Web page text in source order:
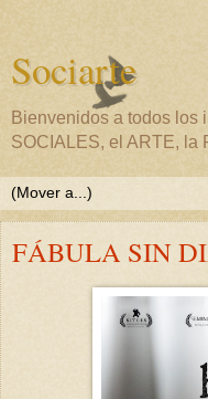
Sociarte
Bienvenidos a todos los
SOCIALES, el ARTE, la
FÁBULA SIN